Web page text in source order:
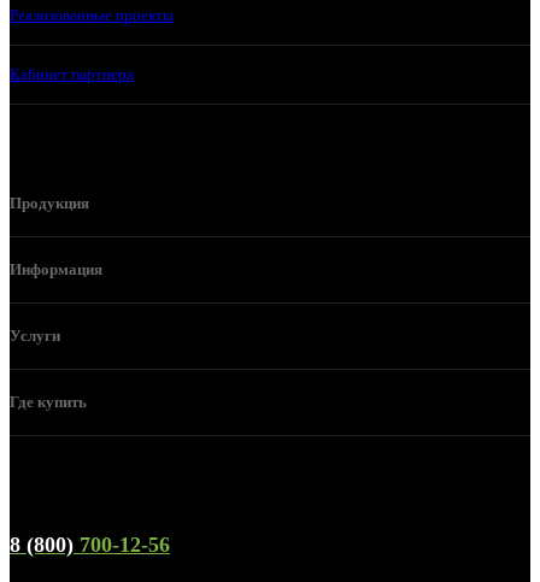
Реализованные проекты
Кабинет партнера
Продукция
Информация
Услуги
Где купить
8 (800) 700-12-56